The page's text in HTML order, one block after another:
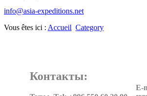
info@asia-expeditions.net
Vous êtes ici : Accueil Category
Контакты:
E-